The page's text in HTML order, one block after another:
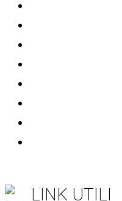
LINK UTILI